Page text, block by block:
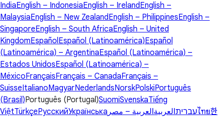
IndiaEnglish – IndonesiaEnglish – IrelandEnglish –
MalaysiaEnglish – New ZealandEnglish – PhilippinesEnglish –
SingaporeEnglish – South AfricaEnglish – United
KingdomEspañolEspañol (Latinoamérica)Español
(Latinoamérica) – ArgentinaEspañol (Latinoamérica) –
Estados UnidosEspañol (Latinoamérica) –
MéxicoFrançaisFrançais – CanadaFrançais –
SuisseItalianoMagyarNederlandsNorskPolskiPortuguês
(Brasil)Português (Portugal)SuomiSvenskaTiếng
ViệtTürkçeРусскийУкраїнська עבריתالعربيةالعربية – مصر ไทย한